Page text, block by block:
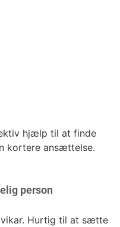
hjælp til at finde
kortere ansættelse.
person
Hurtig til at sætte